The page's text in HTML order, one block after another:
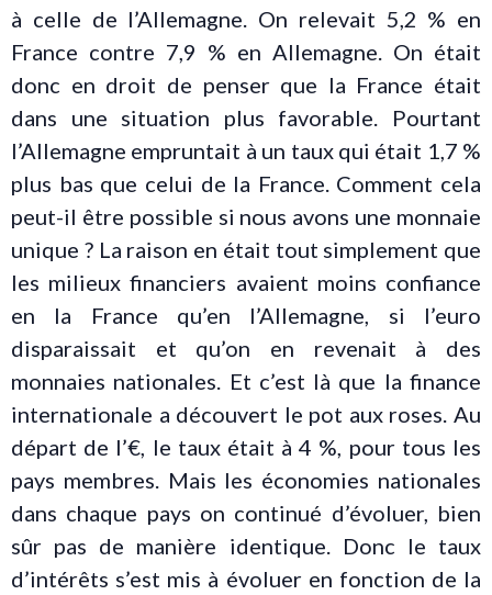
à celle de l’Allemagne. On relevait 5,2 % en
France contre 7,9 % en Allemagne. On était
donc en droit de penser que la France était
dans une situation plus favorable. Pourtant
l’Allemagne empruntait à un taux qui était 1,7 %
plus bas que celui de la France. Comment cela
peut-il être possible si nous avons une monnaie
unique ? La raison en était tout simplement que
les milieux financiers avaient moins confiance
en la France qu’en l’Allemagne, si l’euro
disparaissait et qu’on en revenait à des
monnaies nationales. Et c’est là que la finance
internationale a découvert le pot aux roses. Au
départ de l’€, le taux était à 4 %, pour tous les
pays membres. Mais les économies nationales
dans chaque pays on continué d’évoluer, bien
sûr pas de manière identique. Donc le taux
d’intérêts s’est mis à évoluer en fonction de la